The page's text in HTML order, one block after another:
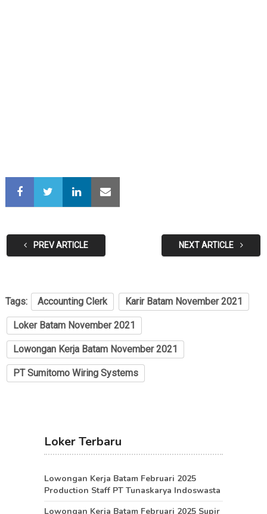
PREV ARTICLE NEXT ARTICLE
Tags: Accounting Clerk Karir Batam November 2021
Loker Batam November 2021
Lowongan Kerja Batam November 2021
PT Sumitomo Wiring Systems
Loker Terbaru
Lowongan Kerja Batam Februari 2025
Production Staff PT Tunaskarya Indoswasta
Lowongan Kerja Batam Februari 2025 Supir